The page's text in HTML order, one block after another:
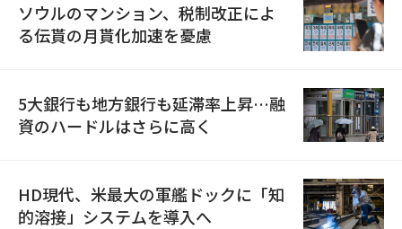
ソウルのマンション、税制改正によ
る伝貰の月貰化加速を憂慮
5大銀行も地方銀行も延滞率上昇…融
資のハードルはさらに高く
HD現代、米最大の軍艦ドックに「知
的溶接」システムを導入へ